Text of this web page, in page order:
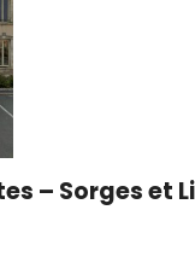
– Sorges et